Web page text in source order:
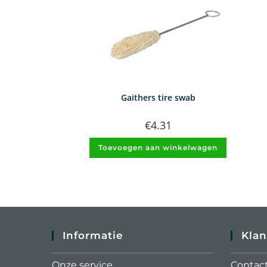
Gaithers tire swab
€4.31
Toevoegen aan winkelwagen
Informatie